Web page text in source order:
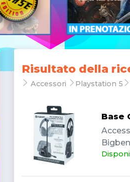
Risultato della
Accessori Playstation 5
Base